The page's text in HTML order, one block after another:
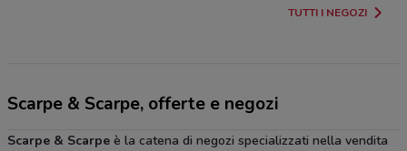
TUTTI I NEGOZI
Scarpe & Scarpe, offerte e negozi
Scarpe & Scarpe è la catena di negozi specializzati nella vendita